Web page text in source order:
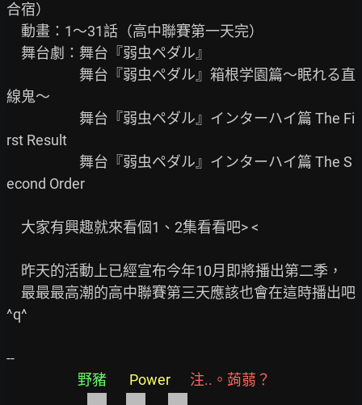
合宿）
動畫：1～31話（高中聯賽第一天完）
舞台劇：舞台『弱虫ペダル』
舞台『弱虫ペダル』箱根学園篇～眠れる直
線鬼～
舞台『弱虫ペダル』インターハイ篇 The Fi
rst Result
舞台『弱虫ペダル』インターハイ篇 The S
econd Order
大家有興趣就來看個1、2集看看吧> <
昨天的活動上已經宣布今年10月即將播出第二季，
最最最高潮的高中聯賽第三天應該也會在這時播出吧
^q^
--
野豬
Power
注..。蒟蒻？